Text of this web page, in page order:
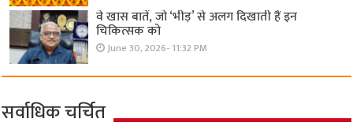
वे खास बातें, जो ‘भीड़’ से अलग दिखाती हैं इन
चिकित्सक को
June 30, 2026- 11:32 PM
सर्वाधिक चर्चित